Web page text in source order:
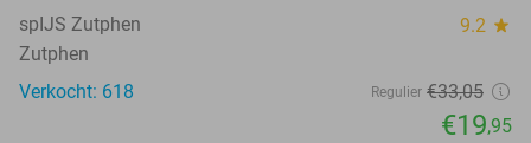
spIJS Zutphen 9.2 star
Zutphen
Verkocht: 618
Regulier €33,05
€19,95